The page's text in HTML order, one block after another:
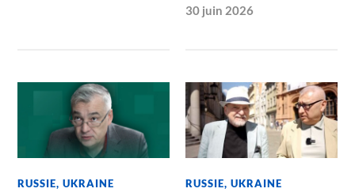
30 juin 2026
RUSSIE,UKRAINE RUSSIE,UKRAINE